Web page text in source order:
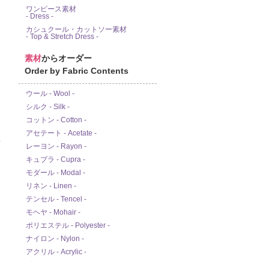
ワンピース素材
- Dress -
カシュクール・カットソー素材
- Top & Stretch Dress -
素材からオーダー
Order by Fabric Contents
ウール - Wool -
シルク - Silk -
コットン - Cotton -
アセテート - Acetate -
レーヨン - Rayon -
キュプラ - Cupra -
モダール - Modal -
リネン - Linen -
テンセル - Tencel -
モヘヤ - Mohair -
ポリエステル - Polyester -
ナイロン - Nylon -
アクリル - Acrylic -